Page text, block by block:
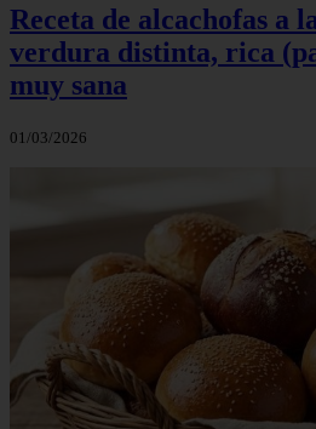
Receta de alcachofas a
verdura distinta, rica
muy sana
01/03/2026